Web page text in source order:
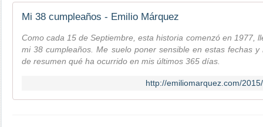
Mi 38 cumpleaños - Emilio Márquez
Como cada 15 de Septiembre, esta historia comenzó en 1977,
mi 38 cumpleaños. Me suelo poner sensible en estas fechas
de resumen qué ha ocurrido en mis últimos 365 días.
http://emiliomarquez.com/